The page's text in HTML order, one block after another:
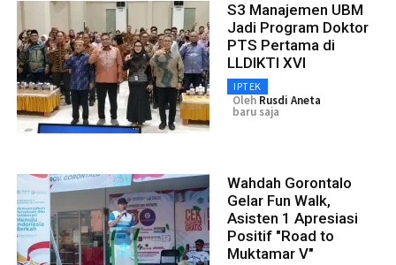
S3 Manajemen UBM
Jadi Program Doktor
PTS Pertama di
LLDIKTI XVI
IPTEK
Oleh Rusdi Aneta
baru saja
Wahdah Gorontalo
Gelar Fun Walk,
Asisten 1 Apresiasi
Positif "Road to
Muktamar V"